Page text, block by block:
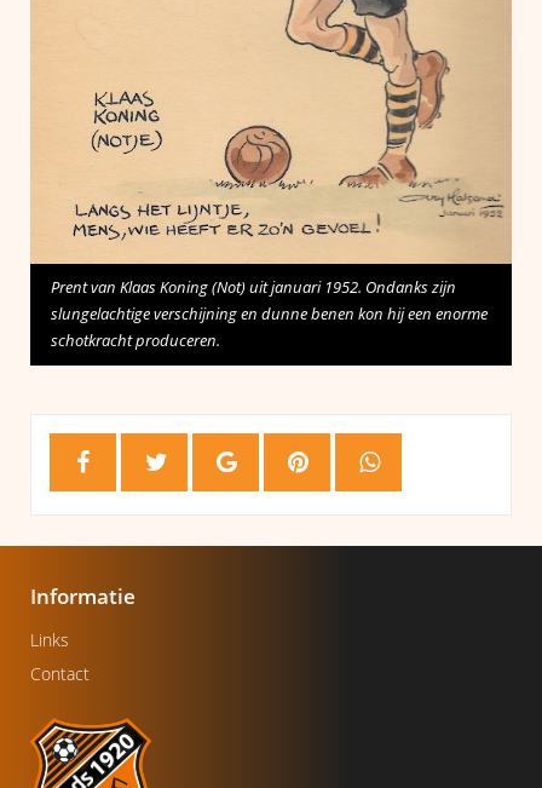
Prent van Klaas Koning (Not) uit januari 1952. Ondanks zijn
slungelachtige verschijning en dunne benen kon hij een enorme
schotkracht produceren.
Informatie
Links
Contact